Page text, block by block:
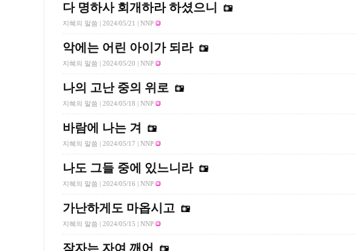
다 명하사 회개하라 하셨으니
지혜의 말씀 | 2024/05/21 | NNP
악에는 어린 아이가 되라
지혜의 말씀 | 2024/05/20 | NNP
나의 고난 중의 위로
지혜의 말씀 | 2024/05/18 | NNP
바람에 나는 겨
지혜의 말씀 | 2024/05/17 | NNP
나도 그들 중에 있느니라
지혜의 말씀 | 2024/05/16 | NNP
가난하게도 마옵시고
지혜의 말씀 | 2024/05/15 | NNP
잠자는 자여 깨어